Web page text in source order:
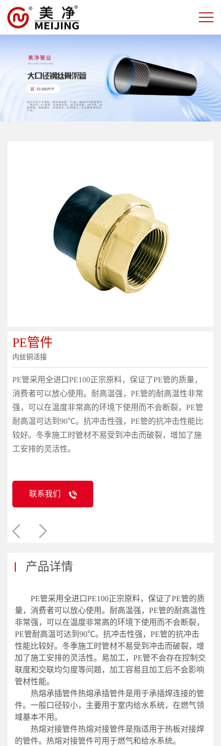
PE管件
内丝铜活接
PE管采用全进口PE100正宗原料，保证了PE管的质量，
消费者可以放心使用。耐高温强，PE管的耐高温性非常
强，可以在温度非常高的环境下使用而不会断裂，PE管
耐高温可达到90℃。抗冲击性强，PE管的抗冲击性能比
较好。冬季施工时管材不易受到冲击而破裂，增加了施
工安排的灵活性。
联系我们
产品详情
PE管采用全进口PE100正宗原料，保证了PE管的质
量，消费者可以放心使用。耐高温强，PE管的耐高温性
非常强，可以在温度非常高的环境下使用而不会断裂，
PE管耐高温可达到90℃。抗冲击性强，PE管的抗冲击
性能比较好。冬季施工时管材不易受到冲击而破裂，增
加了施工安排的灵活性。易加工，PE管不会存在控制交
联度和交联均匀度等问题，加工容易且加工后不会影响
管材性能。
热熔承插管件热熔承插管件是用于承插焊连接的管
件。一般口径较小，主要用于室内给水系统，在燃气领
域基本不用。
热熔对接管件热熔对接管件是指适用于热板对接焊
的管件。热熔对接管件可用于燃气和给水系统。